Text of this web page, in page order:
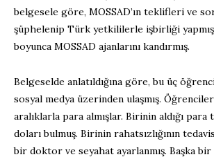
belgesele göre, MOSSAD’ın teklifleri ve
şüphelenip Türk yetkililerle işbirliği
boyunca MOSSAD ajanlarını kandırmış.
Belgeselde anlatıldığına göre, bu üç
sosyal medya üzerinden ulaşmış. Öğrenciler
aralıklarla para almışlar. Birinin aldığı para
doları bulmuş. Birinin rahatsızlığının
bir doktor ve seyahat ayarlanmış. Başka